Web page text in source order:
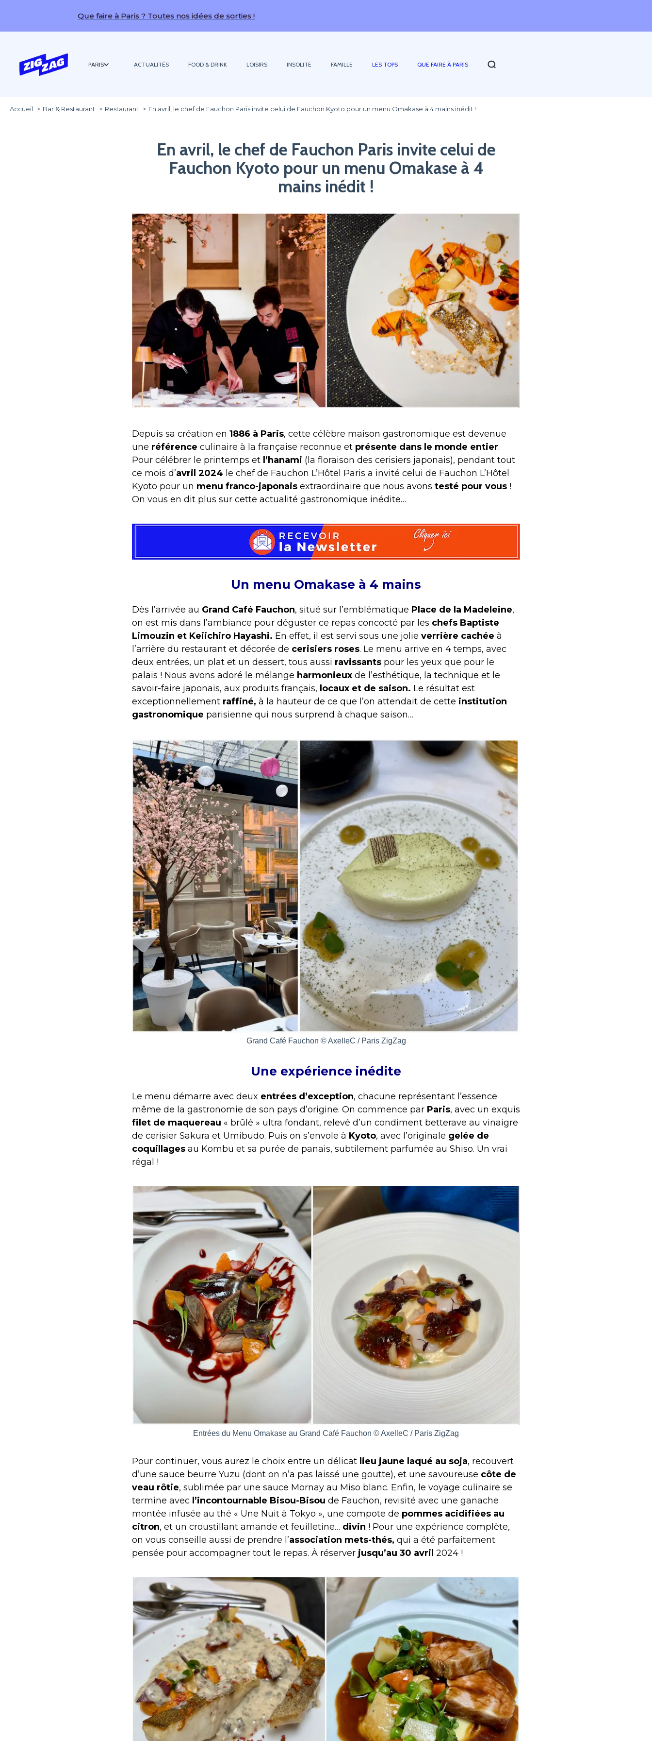
Que faire à Paris ? Toutes nos idées de sorties !
PARIS ACTUALITÉS FOOD & DRINK LOISIRS INSOLITE FAMILLE LES TOPS QUE FAIRE À PARIS
Accueil Bar & Restaurant Restaurant En avril, le chef de Fauchon Paris invite celui de Fauchon Kyoto pour un menu Omakase à 4 mains inédit !
En avril, le chef de Fauchon Paris invite celui de
Fauchon Kyoto pour un menu Omakase à 4
mains inédit !
Depuis sa création en 1886 à Paris, cette célèbre maison gastronomique est devenue
une référence culinaire à la française reconnue et présente dans le monde entier.
Pour célébrer le printemps et l’hanami (la floraison des cerisiers japonais), pendant tout
ce mois d’avril 2024 le chef de Fauchon L’Hôtel Paris a invité celui de Fauchon L’Hôtel
Kyoto pour un menu franco-japonais extraordinaire que nous avons testé pour vous !
On vous en dit plus sur cette actualité gastronomique inédite…
Un menu Omakase à 4 mains
Dès l’arrivée au Grand Café Fauchon, situé sur l’emblématique Place de la Madeleine,
on est mis dans l’ambiance pour déguster ce repas concocté par les chefs Baptiste
Limouzin et Keiichiro Hayashi. En effet, il est servi sous une jolie verrière cachée à
l’arrière du restaurant et décorée de cerisiers roses. Le menu arrive en 4 temps, avec
deux entrées, un plat et un dessert, tous aussi ravissants pour les yeux que pour le
palais ! Nous avons adoré le mélange harmonieux de l’esthétique, la technique et le
savoir-faire japonais, aux produits français, locaux et de saison. Le résultat est
exceptionnellement raffiné, à la hauteur de ce que l’on attendait de cette institution
gastronomique parisienne qui nous surprend à chaque saison…
Grand Café Fauchon © AxelleC / Paris ZigZag
Une expérience inédite
Le menu démarre avec deux entrées d’exception, chacune représentant l’essence
même de la gastronomie de son pays d’origine. On commence par Paris, avec un exquis
filet de maquereau « brûlé » ultra fondant, relevé d’un condiment betterave au vinaigre
de cerisier Sakura et Umibudo. Puis on s’envole à Kyoto, avec l’originale gelée de
coquillages au Kombu et sa purée de panais, subtilement parfumée au Shiso. Un vrai
régal !
Entrées du Menu Omakase au Grand Café Fauchon © AxelleC / Paris ZigZag
Pour continuer, vous aurez le choix entre un délicat lieu jaune laqué au soja, recouvert
d’une sauce beurre Yuzu (dont on n’a pas laissé une goutte), et une savoureuse côte de
veau rôtie, sublimée par une sauce Mornay au Miso blanc. Enfin, le voyage culinaire se
termine avec l’incontournable Bisou-Bisou de Fauchon, revisité avec une ganache
montée infusée au thé « Une Nuit à Tokyo », une compote de pommes acidifiées au
citron, et un croustillant amande et feuilletine… divin ! Pour une expérience complète,
on vous conseille aussi de prendre l’association mets-thés, qui a été parfaitement
pensée pour accompagner tout le repas. À réserver jusqu’au 30 avril 2024 !